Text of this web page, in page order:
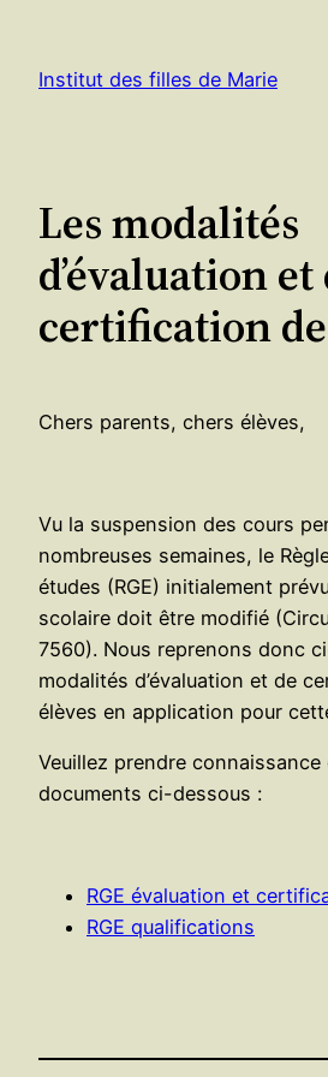
contenu
Institut des filles de Marie
Les modalités
d’évaluation et
certification
Chers parents, chers élèves,
Vu la suspension des cours
nombreuses semaines, le
études (RGE) initialement
scolaire doit être modifié
7560). Nous reprenons donc
modalités d’évaluation et de
élèves en application pour
Veuillez prendre connaissance
documents ci-dessous :
RGE évaluation et
RGE qualifications